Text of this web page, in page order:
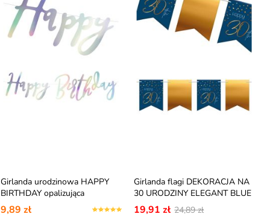
Girlanda urodzinowa HAPPY
BIRTHDAY opalizująca
9,89 zł
Girlanda flagi DEKORACJA NA
30 URODZINY ELEGANT BLUE
6m
19,91 zł 24,89 zł